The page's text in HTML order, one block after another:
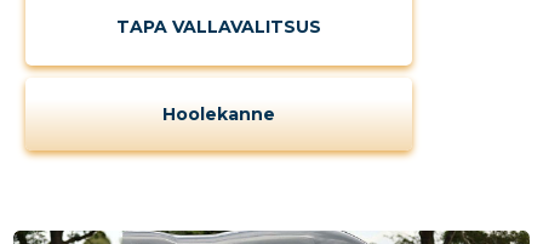
TAPA VALLAVALITSUS
Hoolekanne